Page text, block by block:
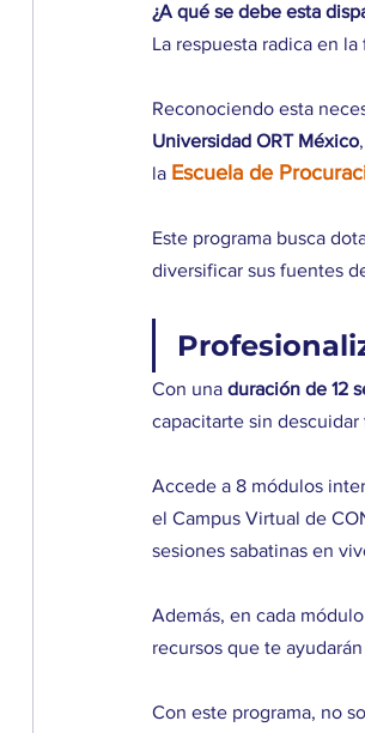
¿A qué se debe esta
La respuesta radica en
Reconociendo esta
Universidad ORT México
la Escuela de
Este programa busca
diversificar sus fuentes
Con una duración de 12
capacitarte sin
Accede a 8 módulos
el Campus Virtual de
sesiones sabatinas en
Además, en cada
recursos que te
Con este programa, no